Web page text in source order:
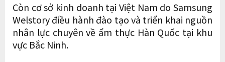
Còn cơ sở kinh doanh tại Việt Nam do Samsung
Welstory điều hành đào tạo và triển khai nguồn
nhân lực chuyên về ẩm thực Hàn Quốc tại khu
vực Bắc Ninh.